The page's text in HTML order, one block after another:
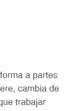
a partes
cambia de
trabajar